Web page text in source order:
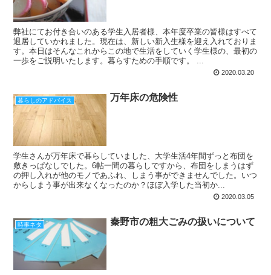
弊社にてお付き合いのある学生入居者様、本年度卒業の皆様はすべて
退居していかれました。現在は、新しい新入生様を迎え入れておりま
す。本日はそんなこれからこの地で生活をしていく学生様の、最初の
一歩をご説明いたします。暮らすための手順です。 ...
2020.03.20
暮らしのアドバイス 万年床の危険性
学生さんが万年床で暮らしていました、大学生活4年間ずっと布団を
敷きっぱなしでした。6帖一間の暮らしですから、布団をしまうはず
の押し入れが他のモノであふれ、しまう事ができませんでした。いつ
からしまう事が出来なくなったのか？ほぼ入学した当初か...
2020.03.05
時事ネタ 秦野市の粗大ごみの扱いについて